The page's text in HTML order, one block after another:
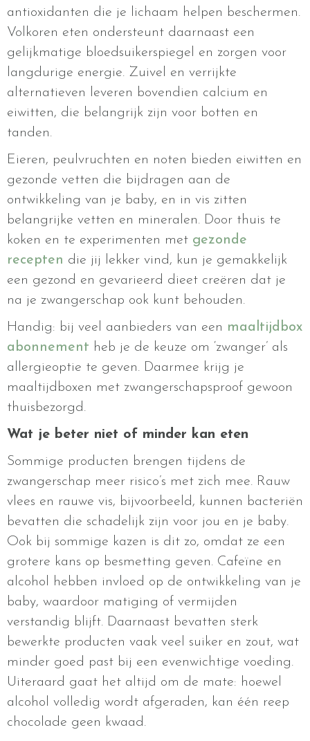
antioxidanten die je lichaam helpen beschermen.
Volkoren eten ondersteunt daarnaast een
gelijkmatige bloedsuikerspiegel en zorgen voor
langdurige energie. Zuivel en verrijkte
alternatieven leveren bovendien calcium en
eiwitten, die belangrijk zijn voor botten en
tanden.
Eieren, peulvruchten en noten bieden eiwitten en
gezonde vetten die bijdragen aan de
ontwikkeling van je baby, en in vis zitten
belangrijke vetten en mineralen. Door thuis te
koken en te experimenten met gezonde
recepten die jij lekker vind, kun je gemakkelijk
een gezond en gevarieerd dieet creëren dat je
na je zwangerschap ook kunt behouden.
Handig: bij veel aanbieders van een maaltijdbox
abonnement heb je de keuze om ‘zwanger’ als
allergieoptie te geven. Daarmee krijg je
maaltijdboxen met zwangerschapsproof gewoon
thuisbezorgd.
Wat je beter niet of minder kan eten
Sommige producten brengen tijdens de
zwangerschap meer risico’s met zich mee. Rauw
vlees en rauwe vis, bijvoorbeeld, kunnen bacteriën
bevatten die schadelijk zijn voor jou en je baby.
Ook bij sommige kazen is dit zo, omdat ze een
grotere kans op besmetting geven. Cafeïne en
alcohol hebben invloed op de ontwikkeling van je
baby, waardoor matiging of vermijden
verstandig blijft. Daarnaast bevatten sterk
bewerkte producten vaak veel suiker en zout, wat
minder goed past bij een evenwichtige voeding.
Uiteraard gaat het altijd om de mate: hoewel
alcohol volledig wordt afgeraden, kan één reep
chocolade geen kwaad.